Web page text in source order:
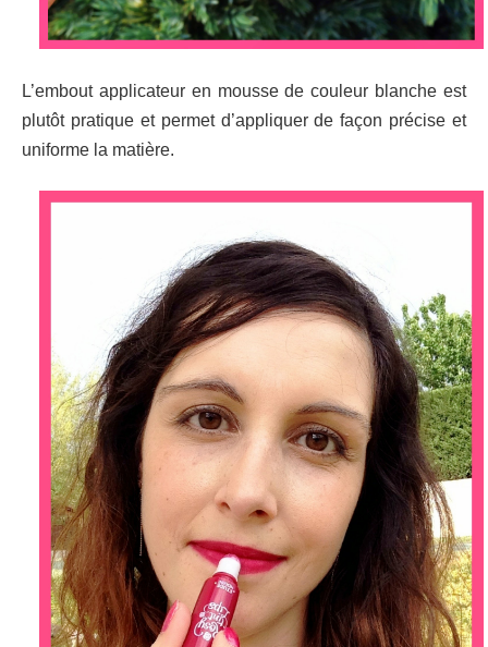
L’embout applicateur en mousse de couleur blanche est
plutôt pratique et permet d’appliquer de façon précise et
uniforme la matière.